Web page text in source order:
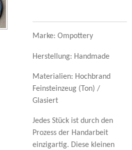
Marke: Ompottery
Herstellung: Handmade
Materialien: Hochbrand
Feinsteinzeug (Ton) /
Glasiert
Jedes Stück ist durch den
Prozess der Handarbeit
einzigartig. Diese kleinen